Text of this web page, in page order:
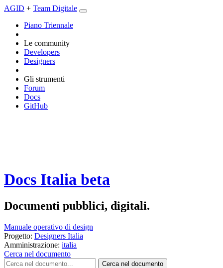
AGID + Team Digitale
Piano Triennale
Le community
Developers
Designers
Gli strumenti
Forum
Docs
GitHub
Docs Italia beta
Documenti pubblici, digitali.
Manuale operativo di design
Progetto: Designers Italia
Amministrazione: italia
Cerca nel documento
Cerca nel documento